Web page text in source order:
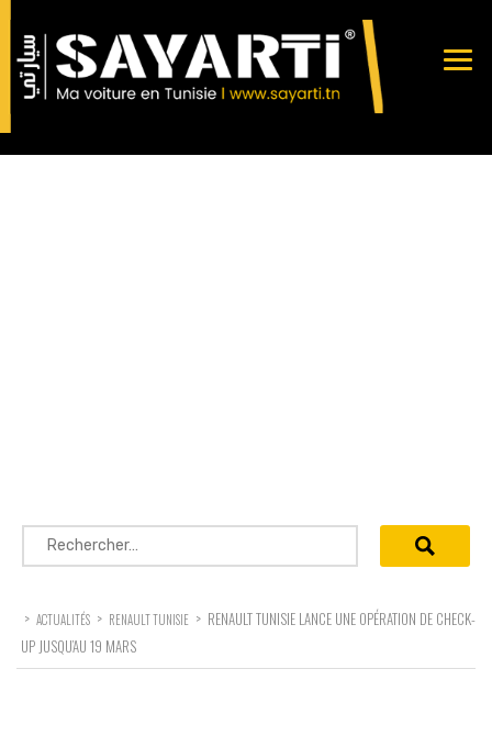
Rechercher :
> ACTUALITÉS > RENAULT TUNISIE > RENAULT TUNISIE LANCE UNE OPÉRATION DE CHECK-
UP JUSQU’AU 19 MARS